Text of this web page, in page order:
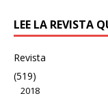
LEE LA REVISTA
Revista
(519)
2018